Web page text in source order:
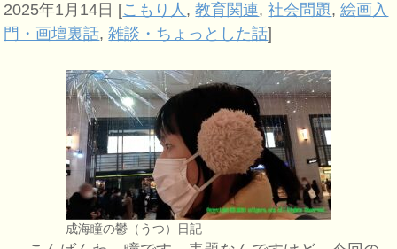
2025年1月14日 [こもり人 ,教育関連,社会問題,絵画入
門・画壇裏話,雑談・ちょっとした話]
成海瞳の鬱（うつ）日記